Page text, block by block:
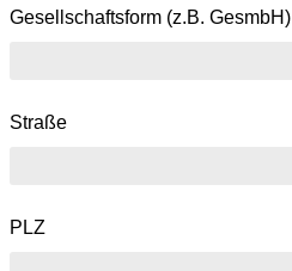
Gesellschaftsform (z.B. GesmbH)
Straße
PLZ